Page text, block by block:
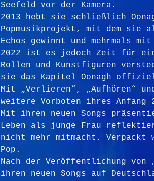
Seefeld vor der Kamera.
2013 hebt sie schließlich
Popmusikprojekt, mit dem
Echos gewinnt und mehrmals
2022 ist es jedoch Zeit für
Rollen und Kunstfiguren
sie das Kapitel Oonagh
Mit „Verlieren“, „Aufhören“
weitere Vorboten ihres Anfang
Mit ihren neuen Songs
Leben als junge Frau
nicht mehr mitmacht. Verpackt
Pop.
Nach der Veröffentlichung von
ihren neuen Songs auf